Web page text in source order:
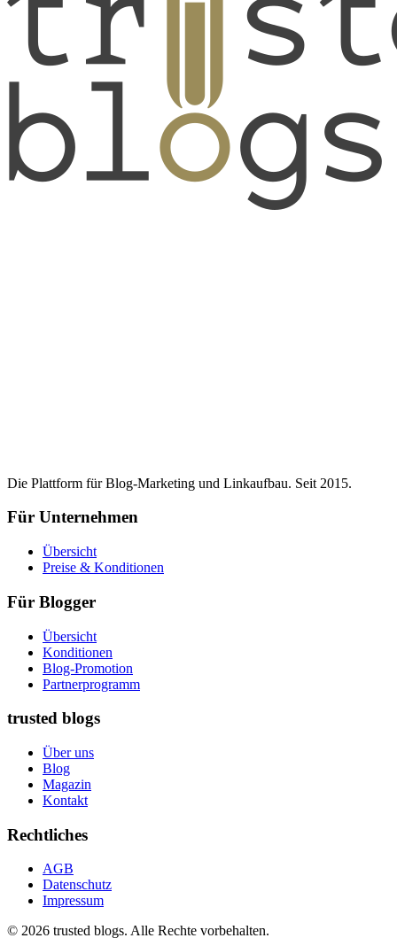
Die Plattform für Blog-Marketing und Linkaufbau. Seit 2015.
Für Unternehmen
Übersicht
Preise & Konditionen
Für Blogger
Übersicht
Konditionen
Blog-Promotion
Partnerprogramm
trusted blogs
Über uns
Blog
Magazin
Kontakt
Rechtliches
AGB
Datenschutz
Impressum
© 2026 trusted blogs. Alle Rechte vorbehalten.